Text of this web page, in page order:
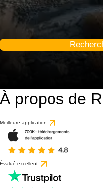
À propos de
Meilleure application
Évalué excellent